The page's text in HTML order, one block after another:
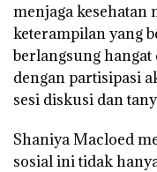
menjaga kesehatan
keterampilan yang
berlangsung
dengan partisipasi
sesi diskusi dan
Shaniya Macloed
sosial ini tidak